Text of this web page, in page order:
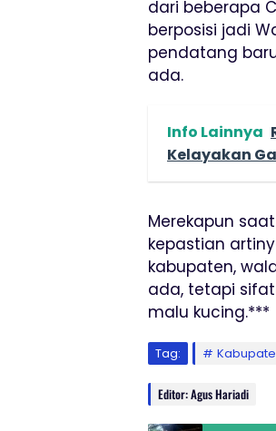
dari beberapa
berposisi jadi
pendatang
ada.
Info Lainnya
Kelayakan
Merekapun
kepastian
kabupaten,
ada, tetapi
malu kucing.***
Tag:
Editor: Agus Hariadi